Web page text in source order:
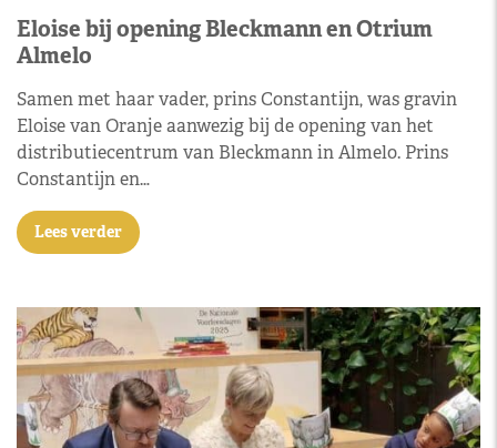
Eloise bij opening Bleckmann en Otrium
Almelo
Samen met haar vader, prins Constantijn, was gravin
Eloise van Oranje aanwezig bij de opening van het
distributiecentrum van Bleckmann in Almelo. Prins
Constantijn en…
Lees verder